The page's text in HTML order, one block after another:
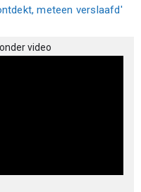
meteen verslaafd'
video